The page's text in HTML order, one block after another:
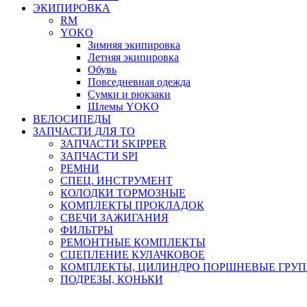
ЭКИПИРОВКА
RM
YOKO
Зимняя экипировка
Летняя экипировка
Обувь
Повседневная одежда
Сумки и рюкзаки
Шлемы YOKO
ВЕЛОСИПЕДЫ
ЗАПЧАСТИ ДЛЯ ТО
ЗАПЧАСТИ SKIPPER
ЗАПЧАСТИ SPI
РЕМНИ
СПЕЦ. ИНСТРУМЕНТ
КОЛОДКИ ТОРМОЗНЫЕ
КОМПЛЕКТЫ ПРОКЛАДОК
СВЕЧИ ЗАЖИГАНИЯ
ФИЛЬТРЫ
РЕМОНТНЫЕ КОМПЛЕКТЫ
СЦЕПЛЕНИЕ КУЛАЧКОВОЕ
КОМПЛЕКТЫ, ЦИЛИНДРО ПОРШНЕВЫЕ
ПОДРЕЗЫ, КОНЬКИ